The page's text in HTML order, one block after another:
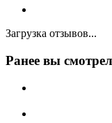
Загрузка отзывов...
Ранее вы